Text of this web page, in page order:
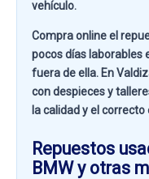
vehículo.
Compra online el
pocos días laborables
fuera de ella. En
con despieces y
la calidad y el
Repuestos
BMW y otras